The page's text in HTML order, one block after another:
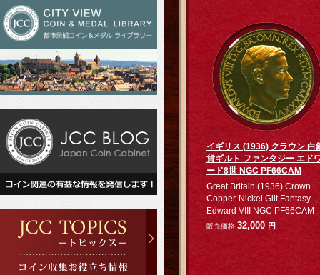
イギリス (1936) クラウン 白
貨ギルト ファンタジー エド
ード8世 NGC PF66CAM
Great Britain (1936) Crown
Copper-Nickel Gilt Fantasy
Edward VIII NGC PF66CAM
販売価格 32,000 円